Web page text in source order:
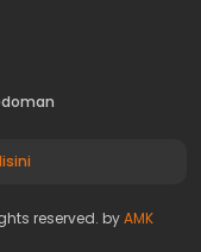
reserved. byAMK